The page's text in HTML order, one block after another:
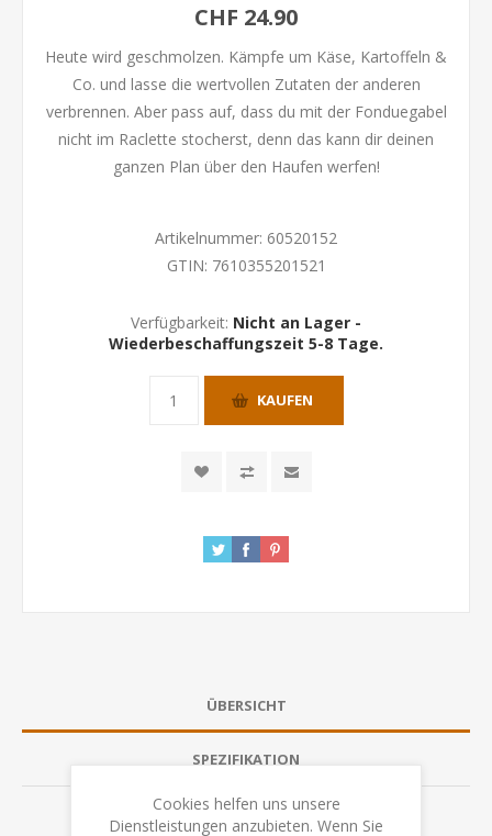
CHF 24.90
Heute wird geschmolzen. Kämpfe um Käse, Kartoffeln &
Co. und lasse die wertvollen Zutaten der anderen
verbrennen. Aber pass auf, dass du mit der Fonduegabel
nicht im Raclette stocherst, denn das kann dir deinen
ganzen Plan über den Haufen werfen!
Artikelnummer: 60520152
GTIN: 7610355201521
Verfügbarkeit: Nicht an Lager -
Wiederbeschaffungszeit 5-8 Tage.
KAUFEN
ÜBERSICHT
SPEZIFIKATION
BEWERTUNGEN
Cookies helfen uns unsere
Dienstleistungen anzubieten. Wenn Sie